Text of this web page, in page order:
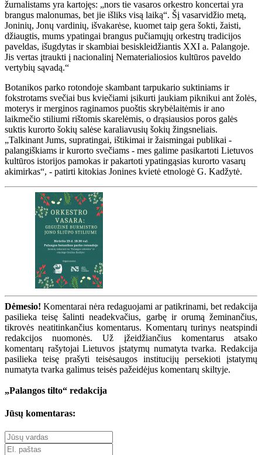
žurnalistams yra kartojęs: „nors tie vasaros orkestro koncertai yra
brangus malonumas, bet jie išliks visą laiką“. Šį vasarvidžio metą,
Joninių, Jonų vardinių, išvakarėse, kuomet taip gera šokti, žaisti,
džiaugtis, mums ypatingai brangus pučiamųjų orkestrų tradicijos
paveldas, išugdytas ir skambiai besiskleidžiantis XXI a. Palangoje.
Jis vertas įtraukti į nacionalinį Nematerialiosios kultūros paveldo
vertybių sąvadą.“
Botanikos parko rotondoje skambant tarpukario suktiniams ir
fokstrotams svečiai bus kviečiami įsikurti jaukiam piknikui ant žolės,
moterys ir merginos raginamos puoštis skrybėlaitėmis ir ano
laikmečio stiliumi rištomis skarelėmis, o drąsiausios poros galės
suktis kurorto šokių salėse karaliavusių šokių žingsneliais.
„Talkinant Jums, supratingai, ištikimai ir žaismingai publikai -
palangiškiams ir kurorto svečiams - mes galime pasikartoti Lietuvos
kultūros istorijos pamokas ir pakartoti ypatingąsias kurorto vasarų
akimirkas“, - patirti kitokias Jonines kvietė etnologė G. Kadžytė.
Dėmesio! Komentarai nėra redaguojami ar patikrinami, bet redakcija
pasilieka teisę šalinti neadekvačius, garbę ir orumą žeminančius,
tikrovės neatitinkančius komentarus. Komentarų turinys neatspindi
redakcijos nuomonės. Už įžeidžiančius komentarus atsako
komentarų rašytojai Lietuvos įstatymų numatyta tvarka. Redakcija
pasilieka teisę prašyti teisėsaugos institucijų persekioti įstatymų
numatyta tvarka galimus teisės pažeidėjus komentarų skiltyje.
„Palangos tilto“ redakcija
Jūsų komentaras: